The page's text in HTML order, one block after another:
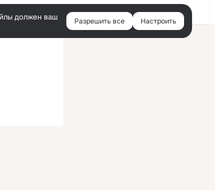
Войти
должен ваш
Разрешить все Настроить